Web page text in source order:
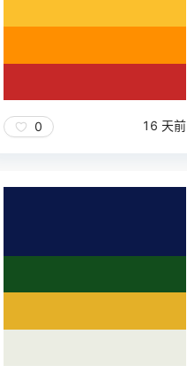
0 16 天前